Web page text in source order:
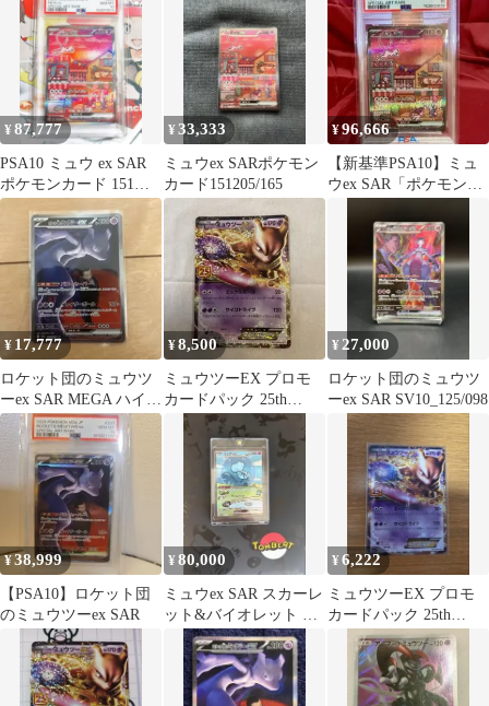
ー…
¥87,777
PSA10 ミュウ ex SAR
ポケモンカード 151
205/165
¥33,333
ミュウex SARポケモン
カード151205/165
¥96,666
【新基準PSA10】ミュ
ウex SAR「ポケモンカ
¥ 17,777
ロケット団のミュウツ
ーex SAR MEGA ハイク
ラスパック MEGAドリ
ー…
¥8,500
ミュウツーEX プロモ
カードパック 25th
ANNIVERSARY edit…
¥ 27,000
ロケット団のミュウツ
ーex SAR SV10_125/098
¥38,999
【PSA10】ロケット団
のミュウツーex SAR
¥80,000
ミュウex SAR スカーレ
ット&バイオレット ハ
イクラスパック シャイ
ニート…
¥6,222
ミュウツーEX プロモ
カードパック 25th
ANNIVERSARY edit…